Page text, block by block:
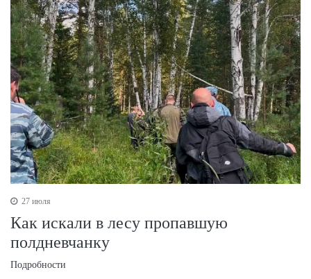
27 июля
Как искали в лесу пропавшую
полдневчанку
Подробности